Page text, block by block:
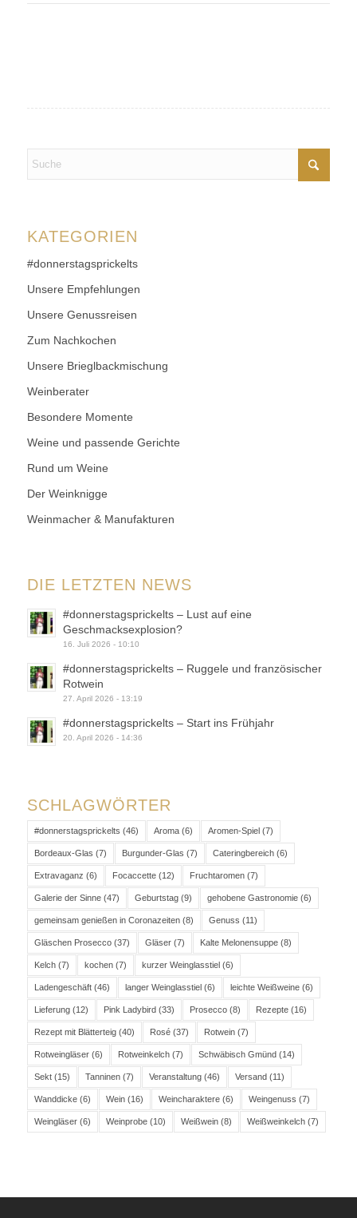
KATEGORIEN
#donnerstagsprickelts
Unsere Empfehlungen
Unsere Genussreisen
Zum Nachkochen
Unsere Brieglbackmischung
Weinberater
Besondere Momente
Weine und passende Gerichte
Rund um Weine
Der Weinknigge
Weinmacher & Manufakturen
DIE LETZTEN NEWS
#donnerstagsprickelts – Lust auf eine
Geschmacksexplosion?
16. Juli 2026 - 10:10
#donnerstagsprickelts – Ruggele und französischer
Rotwein
27. April 2026 - 13:19
#donnerstagsprickelts – Start ins Frühjahr
20. April 2026 - 14:36
SCHLAGWÖRTER
#donnerstagsprickelts (46) Aroma(6) Aromen-Spiel(7)
Bordeaux-Glas (7) Burgunder-Glas (7) Cateringbereich(6)
Extravaganz (6) Focaccette(12) Fruchtaromen(7)
Galerie der Sinne(47) Geburtstag(9) gehobene Gastronomie(6)
gemeinsam genießen in Coronazeiten(8) Genuss (11)
Gläschen Prosecco(37) Gläser(7) Kalte Melonensuppe(8)
Kelch(7) kochen(7) kurzer Weinglasstiel(6)
Ladengeschäft(46) langer Weinglasstiel(6) leichte Weißweine(6)
Lieferung(12) Pink Ladybird(33) Prosecco(8) Rezepte(16)
Rezept mit Blätterteig(40) Rosé(37) Rotwein(7)
Rotweingläser(6) Rotweinkelch(7) Schwäbisch Gmünd(14)
Sekt(15) Tanninen(7) Veranstaltung(46) Versand(11)
Wanddicke(6) Wein(16) Weincharaktere(6) Weingenuss (7)
Weingläser(6) Weinprobe(10) Weißwein(8) Weißweinkelch(7)